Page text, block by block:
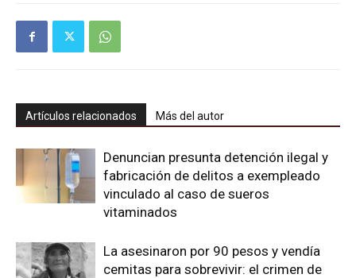
Artículos relacionados Más del autor
Denuncian presunta detención ilegal y
fabricación de delitos a exempleado
vinculado al caso de sueros
vitaminados
La asesinaron por 90 pesos y vendía
cemitas para sobrevivir: el crimen de